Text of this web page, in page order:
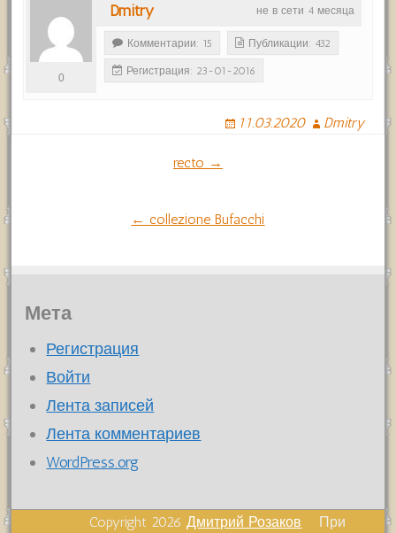
не в сети 4 месяца
Dmitry
0
Комментарии: 15 Публикации: 432
Регистрация: 23-01-2016
11.03.2020 Dmitry
Навигацияrecto →
← collezione Bufacchi
Мета
Регистрация
Войти
Лента записей
Лента комментариев
WordPress.org
Copyright 2026Дмитрий Розаков При